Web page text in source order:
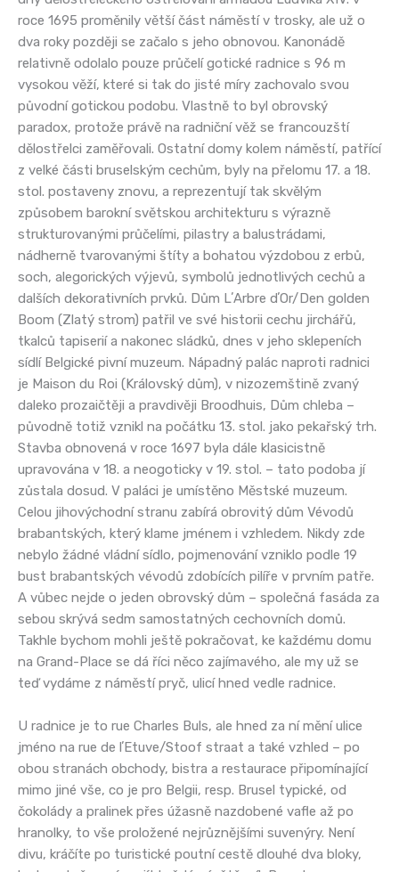
roce 1695 proměnily větší část náměstí v trosky, ale už o
dva roky později se začalo s jeho obnovou. Kanonádě
relativně odolalo pouze průčelí gotické radnice s 96 m
vysokou věží, které si tak do jisté míry zachovalo svou
původní gotickou podobu. Vlastně to byl obrovský
paradox, protože právě na radniční věž se francouzští
dělostřelci zaměřovali. Ostatní domy kolem náměstí, patřící
z velké části bruselským cechům, byly na přelomu 17. a 18.
stol. postaveny znovu, a reprezentují tak skvělým
způsobem barokní světskou architekturu s výrazně
strukturovanými průčelími, pilastry a balustrádami,
nádherně tvarovanými štíty a bohatou výzdobou z erbů,
soch, alegorických výjevů, symbolů jednotlivých cechů a
dalších dekorativních prvků. Dům LʼArbre dʼOr/Den golden
Boom (Zlatý strom) patřil ve své historii cechu jirchářů,
tkalců tapiserií a nakonec sládků, dnes v jeho sklepeních
sídlí Belgické pivní muzeum. Nápadný palác naproti radnici
je Maison du Roi (Královský dům), v nizozemštině zvaný
daleko prozaičtěji a pravdivěji Broodhuis, Dům chleba –
původně totiž vznikl na počátku 13. stol. jako pekařský trh.
Stavba obnovená v roce 1697 byla dále klasicistně
upravována v 18. a neogoticky v 19. stol. – tato podoba jí
zůstala dosud. V paláci je umístěno Městské muzeum.
Celou jihovýchodní stranu zabírá obrovitý dům Vévodů
brabantských, který klame jménem i vzhledem. Nikdy zde
nebylo žádné vládní sídlo, pojmenování vzniklo podle 19
bust brabantských vévodů zdobících pilíře v prvním patře.
A vůbec nejde o jeden obrovský dům – společná fasáda za
sebou skrývá sedm samostatných cechovních domů.
Takhle bychom mohli ještě pokračovat, ke každému domu
na Grand-Place se dá říci něco zajímavého, ale my už se
teď vydáme z náměstí pryč, ulicí hned vedle radnice.
U radnice je to rue Charles Buls, ale hned za ní mění ulice
jméno na rue de lʼEtuve/Stoof straat a také vzhled – po
obou stranách obchody, bistra a restaurace připomínající
mimo jiné vše, co je pro Belgii, resp. Brusel typické, od
čokolády a pralinek přes úžasně nazdobené vafle až po
hranolky, to vše proložené nejrůznějšími suvenýry. Není
divu, kráčíte po turistické poutní cestě dlouhé dva bloky,